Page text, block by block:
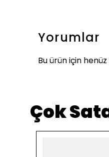
Yorumlar
Bu ürün için
Çok